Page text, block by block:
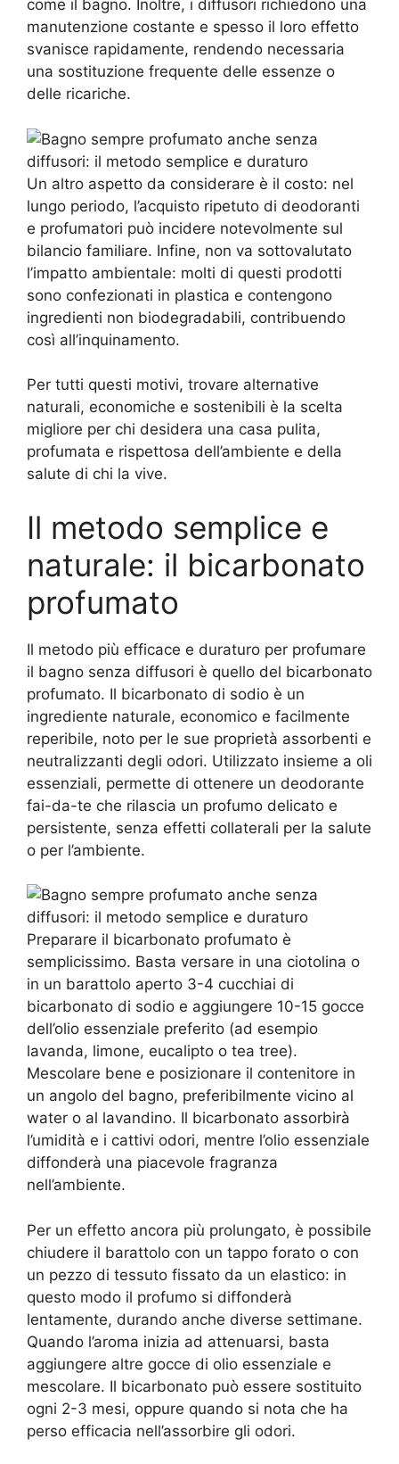
come il bagno. Inoltre, i diffusori richiedono una
manutenzione costante e spesso il loro effetto
svanisce rapidamente, rendendo necessaria
una sostituzione frequente delle essenze o
delle ricariche.
Un altro aspetto da considerare è il costo: nel
lungo periodo, l’acquisto ripetuto di deodoranti
e profumatori può incidere notevolmente sul
bilancio familiare. Infine, non va sottovalutato
l’impatto ambientale: molti di questi prodotti
sono confezionati in plastica e contengono
ingredienti non biodegradabili, contribuendo
così all’inquinamento.
Per tutti questi motivi, trovare alternative
naturali, economiche e sostenibili è la scelta
migliore per chi desidera una casa pulita,
profumata e rispettosa dell’ambiente e della
salute di chi la vive.
Il metodo semplice e
naturale: il bicarbonato
profumato
Il metodo più efficace e duraturo per profumare
il bagno senza diffusori è quello del bicarbonato
profumato. Il bicarbonato di sodio è un
ingrediente naturale, economico e facilmente
reperibile, noto per le sue proprietà assorbenti e
neutralizzanti degli odori. Utilizzato insieme a oli
essenziali, permette di ottenere un deodorante
fai-da-te che rilascia un profumo delicato e
persistente, senza effetti collaterali per la salute
o per l’ambiente.
Preparare il bicarbonato profumato è
semplicissimo. Basta versare in una ciotolina o
in un barattolo aperto 3-4 cucchiai di
bicarbonato di sodio e aggiungere 10-15 gocce
dell’olio essenziale preferito (ad esempio
lavanda, limone, eucalipto o tea tree).
Mescolare bene e posizionare il contenitore in
un angolo del bagno, preferibilmente vicino al
water o al lavandino. Il bicarbonato assorbirà
l’umidità e i cattivi odori, mentre l’olio essenziale
diffonderà una piacevole fragranza
nell’ambiente.
Per un effetto ancora più prolungato, è possibile
chiudere il barattolo con un tappo forato o con
un pezzo di tessuto fissato da un elastico: in
questo modo il profumo si diffonderà
lentamente, durando anche diverse settimane.
Quando l’aroma inizia ad attenuarsi, basta
aggiungere altre gocce di olio essenziale e
mescolare. Il bicarbonato può essere sostituito
ogni 2-3 mesi, oppure quando si nota che ha
perso efficacia nell’assorbire gli odori.